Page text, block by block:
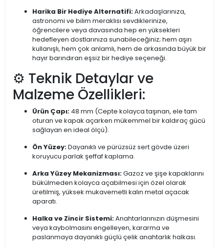
Harika Bir Hediye Alternatifi:Arkadaşlarınıza,
astronomi ve bilim meraklısı sevdiklerinize,
öğrencilere veya davasında hep en yüksekleri
hedefleyen dostlarınıza sunabileceğiniz; hem aşırı
kullanışlı, hem çok anlamlı, hem de arkasında büyük bir
hayır barındıran eşsiz bir hediye seçeneği.
⚙️ Teknik Detaylar ve
Malzeme Özellikleri:
Ürün Çapı: 48 mm (Cepte kolayca taşınan, ele tam
oturan ve kapak açarken mükemmel bir kaldıraç gücü
sağlayan en ideal ölçü).
Ön Yüzey:Dayanıklı ve pürüzsüz sert gövde üzeri
koruyucu parlak şeffaf kaplama.
Arka Yüzey Mekanizması:Gazoz ve şişe kapaklarını
bükülmeden kolayca açabilmesi için özel olarak
üretilmiş, yüksek mukavemetli kalın metal açacak
aparatı.
Halka ve Zincir Sistemi:Anahtarlarınızın düşmesini
veya kaybolmasını engelleyen, kararma ve
paslanmaya dayanıklı güçlü çelik anahtarlık halkası.